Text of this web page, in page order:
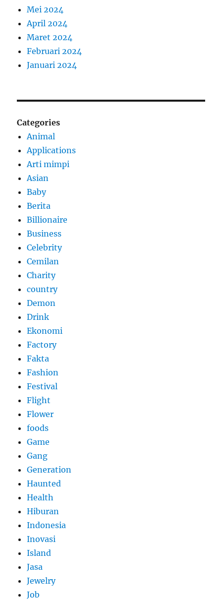
Mei 2024
April 2024
Maret 2024
Februari 2024
Januari 2024
Categories
Animal
Applications
Arti mimpi
Asian
Baby
Berita
Billionaire
Business
Celebrity
Cemilan
Charity
country
Demon
Drink
Ekonomi
Factory
Fakta
Fashion
Festival
Flight
Flower
foods
Game
Gang
Generation
Haunted
Health
Hiburan
Indonesia
Inovasi
Island
Jasa
Jewelry
Job